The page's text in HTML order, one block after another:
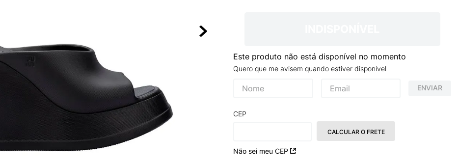
Este produto não está disponível no momento
Quero que me avisem quando estiver disponível
ENVIAR
CEP
Não sei meu CEP
CALCULAR O FRETE